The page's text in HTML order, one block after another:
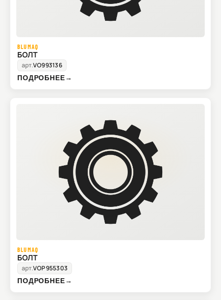
BLUMAQ
БОЛТ
арт.VO993136
ПОДРОБНЕЕ→
BLUMAQ
БОЛТ
арт.VOP955303
ПОДРОБНЕЕ→